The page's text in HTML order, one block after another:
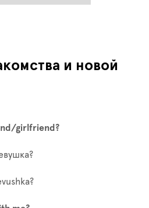
и новой
girlfriend?